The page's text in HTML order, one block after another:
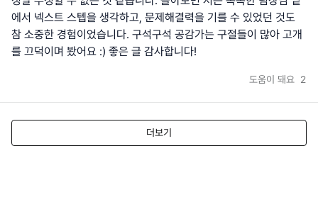
에서 넥스트 스텝을 생각하고, 문제해결력을 기를 수 있었던 것도
참 소중한 경험이었습니다. 구석구석 공감가는 구절들이 많아 고개
를 끄덕이며 봤어요 :) 좋은 글 감사합니다!
도움이 돼요 2
더보기